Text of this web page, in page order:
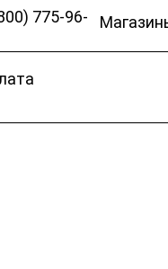
775-96-